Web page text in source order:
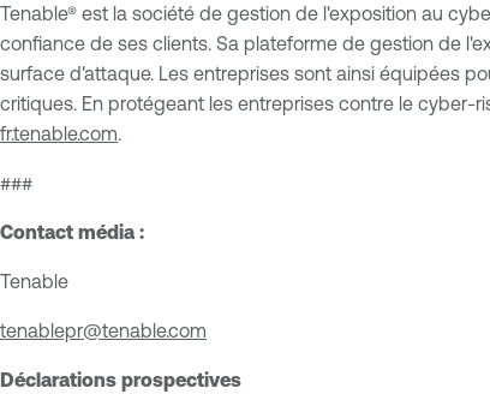
Tenable® est la société de gestion de l'exposition au
confiance de ses clients. Sa plateforme de gestion de
surface d'attaque. Les entreprises sont ainsi équipées
critiques. En protégeant les entreprises contre le cyber-
fr.tenable.com.
###
Contact média :
Tenable
tenablepr@tenable.com
Déclarations prospectives